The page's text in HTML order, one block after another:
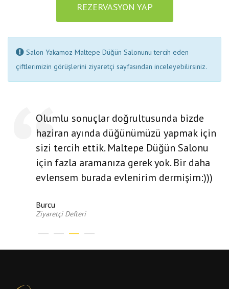
REZERVASYON YAP
Salon Yakamoz Maltepe Düğün Salonunu tercih eden
çiftlerimizin görüşlerini ziyaretçi sayfasından inceleyebilirsiniz.
Olumlu sonuçlar doğrultusunda bizde
haziran ayında düğünümüzü yapmak için
sizi tercih ettik. Maltepe Düğün Salonu
için fazla aramanıza gerek yok. Bir daha
evlensem burada evlenirim dermişim:)))
Burcu
Ziyaretçi Defteri